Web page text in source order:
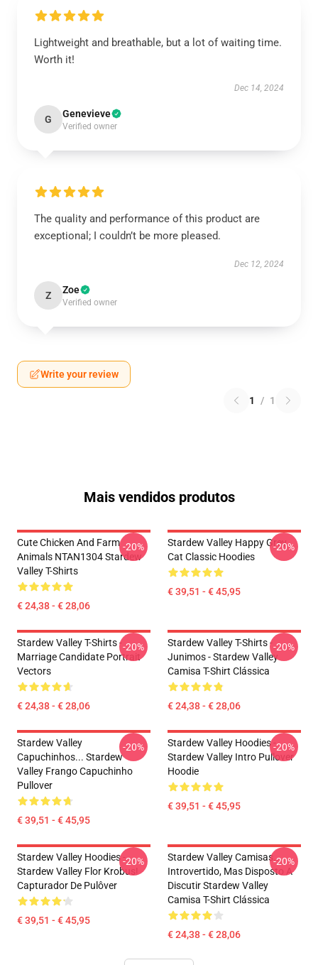
Lightweight and breathable, but a lot of waiting time.
Worth it!
Dec 14, 2024
G Genevieve
Verified owner
The quality and performance of this product are
exceptional; I couldn’t be more pleased.
Dec 12, 2024
Z Zoe
Verified owner
Write your review
1 / 1
Mais vendidos produtos
Cute Chicken And Farm
Animals NTAN1304 Stardew
Valley T-Shirts
€ 24,38 - € 28,06
-20%
Stardew Valley Happy Grey
Cat Classic Hoodies
€ 39,51 - € 45,95
-20%
Stardew Valley T-Shirts -
Marriage Candidate Portrait
Vectors
€ 24,38 - € 28,06
-20%
Stardew Valley T-Shirts -
Junimos - Stardew Valley
Camisa T-Shirt Clássica
€ 24,38 - € 28,06
-20%
Stardew Valley
Capuchinhos... Stardew
Valley Frango Capuchinho
Pullover
€ 39,51 - € 45,95
-20%
Stardew Valley Hoodies -
Stardew Valley Intro Pullover
Hoodie
€ 39,51 - € 45,95
-20%
Stardew Valley Hoodies -
Stardew Valley Flor Krobus!
Capturador De Pulôver
€ 39,51 - € 45,95
-20%
Stardew Valley Camisas...
Introvertido, Mas Disposto A
Discutir Stardew Valley
Camisa T-Shirt Clássica
€ 24,38 - € 28,06
-20%